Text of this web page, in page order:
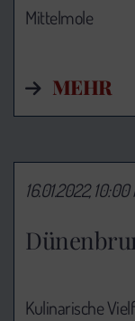
Mittelmole
MEHR
16.01.2022,
Kulinarische